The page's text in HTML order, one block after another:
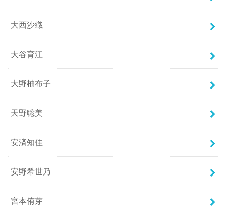
大西沙織
大谷育江
大野柚布子
天野聡美
安済知佳
安野希世乃
宮本侑芽